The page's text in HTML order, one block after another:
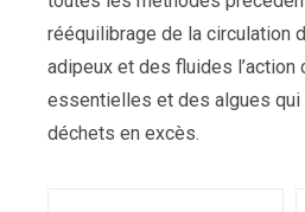
rééquilibrage de la circulation
adipeux et des fluides l’action
essentielles et des algues qui
déchets en excès.